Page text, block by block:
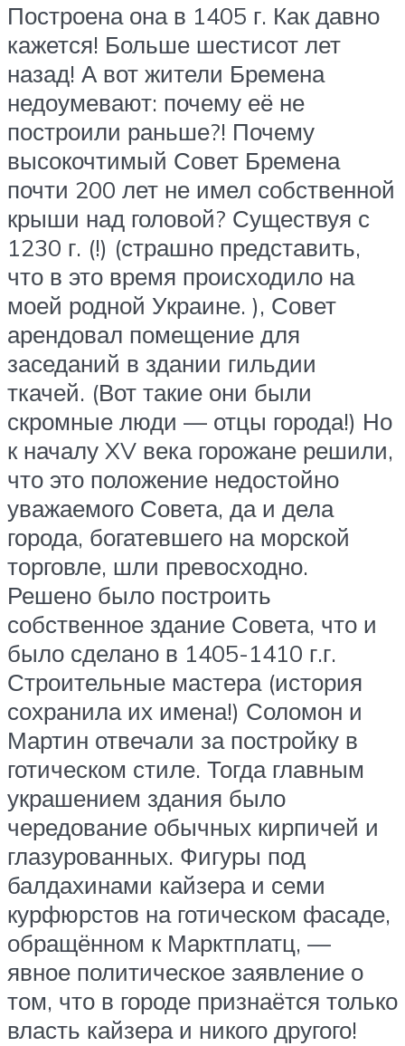
Построена она в 1405 г. Как давно
кажется! Больше шестисот лет
назад! А вот жители Бремена
недоумевают: почему её не
построили раньше?! Почему
высокочтимый Совет Бремена
почти 200 лет не имел собственной
крыши над головой? Существуя с
1230 г. (!) (страшно представить,
что в это время происходило на
моей родной Украине. ), Совет
арендовал помещение для
заседаний в здании гильдии
ткачей. (Вот такие они были
скромные люди — отцы города!) Но
к началу XV века горожане решили,
что это положение недостойно
уважаемого Совета, да и дела
города, богатевшего на морской
торговле, шли превосходно.
Решено было построить
собственное здание Совета, что и
было сделано в 1405-1410 г.г.
Строительные мастера (история
сохранила их имена!) Соломон и
Мартин отвечали за постройку в
готическом стиле. Тогда главным
украшением здания было
чередование обычных кирпичей и
глазурованных. Фигуры под
балдахинами кайзера и семи
курфюрстов на готическом фасаде,
обращённом к Марктплатц, —
явное политическое заявление о
том, что в городе признаётся только
власть кайзера и никого другого!